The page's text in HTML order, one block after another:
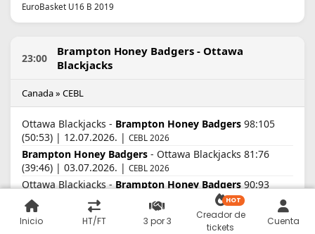
EuroBasket U16 B 2019
23:00
Brampton Honey Badgers - Ottawa
Blackjacks
Canada » CEBL
Ottawa Blackjacks - Brampton Honey Badgers 98:105
(50:53) | 12.07.2026. | CEBL 2026
Brampton Honey Badgers - Ottawa Blackjacks 81:76
(39:46) | 03.07.2026. | CEBL 2026
Ottawa Blackjacks -Brampton Honey Badgers90:93
(33:47) | 22.05.2026. |
CEBL 2026
Brampton Honey Badgers - Ottawa Blackjacks 91:86
(50:49) | 16.05.2026. |
CEBL 2026
Inicio HT/FT 3 por 3
Creador de
tickets
HOT
Cuenta